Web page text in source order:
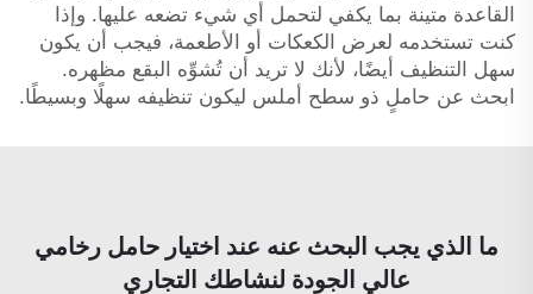
القاعدة متينة بما يكفي لتحمل أي شيء تضعه عليها. وإذا
كنت تستخدمه لعرض الكعكات أو الأطعمة، فيجب أن يكون
سهل التنظيف أيضًا، لأنك لا تريد أن تُشوِّه البقع مظهره.
ابحث عن حاملٍ ذو سطح أملس ليكون تنظيفه سهلًا وبسيطًا.
ما الذي يجب البحث عنه عند اختيار حامل رخامي
عالي الجودة لنشاطك التجاري